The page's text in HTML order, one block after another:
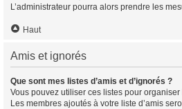
L’administrateur pourra alors prendre les
Haut
Amis et ignorés
Que sont mes listes d’amis et d’ignorés ?
Vous pouvez utiliser ces listes pour
Les membres ajoutés à votre liste d’amis